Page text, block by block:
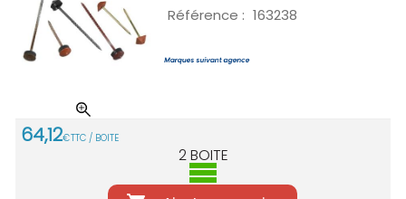
Référence : 163238
64,12€TTC / BOITE
2BOITE